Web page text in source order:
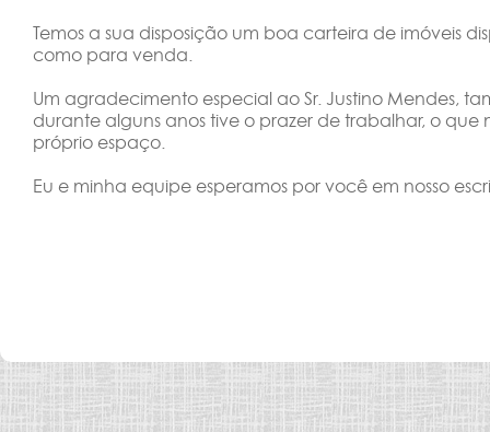
Temos a sua disposição um boa carteira de imóveis
como para venda.
Um agradecimento especial ao Sr. Justino Mendes,
durante alguns anos tive o prazer de trabalhar, o
próprio espaço.
Eu e minha equipe esperamos por você em nosso